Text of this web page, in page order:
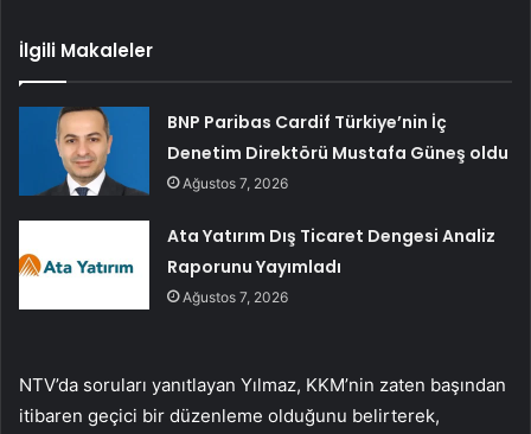
İlgili Makaleler
BNP Paribas Cardif Türkiye’nin İç
Denetim Direktörü Mustafa Güneş oldu
Ağustos 7, 2026
Ata Yatırım Dış Ticaret Dengesi Analiz
Raporunu Yayımladı
Ağustos 7, 2026
NTV’da soruları yanıtlayan Yılmaz, KKM’nin zaten başından
itibaren geçici bir düzenleme olduğunu belirterek,